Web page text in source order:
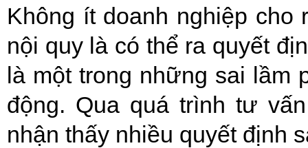
Không ít doanh nghiệp
nội quy là có thể ra quyết
là một trong những sai lầm
động. Qua quá trình tư
nhận thấy nhiều quyết định